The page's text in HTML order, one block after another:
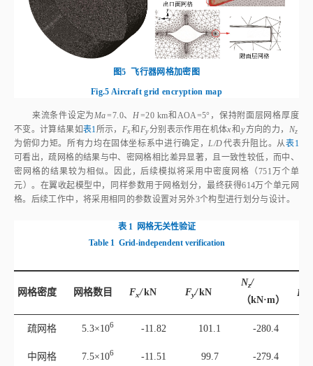
图5 飞行器网格加密图
Fig.5 Aircraft grid encryption map
来流条件设定为 Ma=7.0、 H=20 km和AOA=5°，保持附面层网格厚度
不变。计算结果如表1 所示， Fx和 Fy分别表示作用在机体x和 y方向的力， Nz
为俯仰力矩。所有力均在固体坐标系中进行确定， L/D代表升阻比。从表1
可看出，疏网格的结果与中、密网格相比差异显著，且一致性较低，而中、
密网格的结果较为相似。因此，后续模拟将采用中密度网格（751万个单
元）。在翼收起模型中，同样参数用于网格划分，最终获得614万个单元网
格。后续工作中，将采用相同的参数设置对另外3个构型进行划分与设计。
表 1
网格无关性验证
Table 1 Grid‑independent verification
网格密度 网格数目 Fx/kN Fy/kN
Nz/
（kN·m）
L/D
疏网格 5.3×106 -11.82 101.1 -280.4
中网格 7.5×106 -11.51 99.7 -279.4